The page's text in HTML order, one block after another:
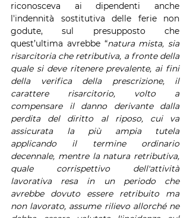
riconosceva ai dipendenti anche
l'indennità sostitutiva delle ferie non
godute, sul presupposto che
quest’ultima avrebbe “natura mista, sia
risarcitoria che retributiva, a fronte della
quale si deve ritenere prevalente, ai fini
della verifica della prescrizione, il
carattere risarcitorio, volto a
compensare il danno derivante dalla
perdita del diritto al riposo, cui va
assicurata la più ampia tutela
applicando il termine ordinario
decennale, mentre la natura retributiva,
quale corrispettivo dell'attività
lavorativa resa in un periodo che
avrebbe dovuto essere retribuito ma
non lavorato, assume rilievo allorché ne